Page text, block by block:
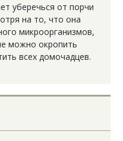
уберечься от порчи
на то, что она
микроорганизмов,
можно окропить
всех домочадцев.